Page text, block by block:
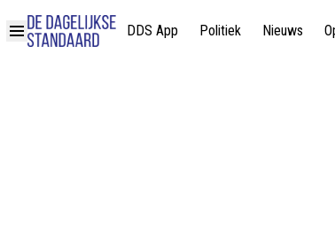
DDS App Politiek Nieuws